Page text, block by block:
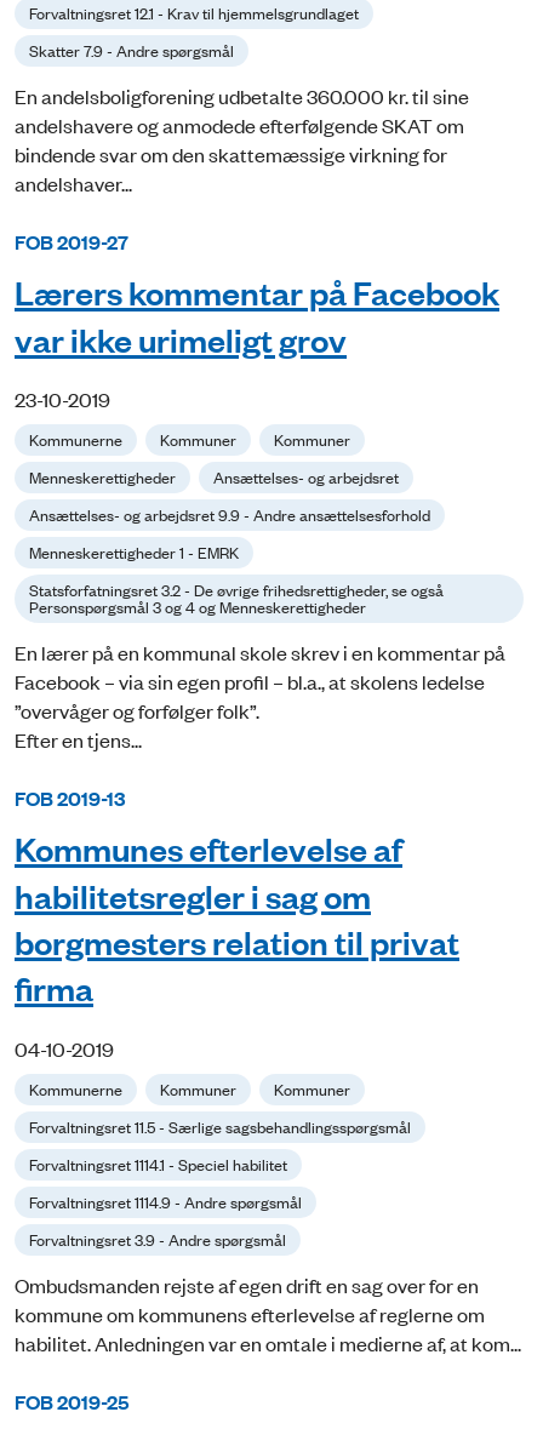
Forvaltningsret 12.1 - Krav til hjemmelsgrundlaget
Skatter 7.9 - Andre spørgsmål
En andelsboligforening udbetalte 360.000 kr. til sine
andelshavere og anmodede efterfølgende SKAT om
bindende svar om den skattemæssige virkning for
andelshaver...
FOB 2019-27
Lærers kommentar på Facebook
var ikke urimeligt grov
23-10-2019
Kommunerne Kommuner
Kommuner
Menneskerettigheder
Ansættelses- og arbejdsret
Ansættelses- og arbejdsret 9.9 - Andre ansættelsesforhold
Menneskerettigheder 1 - EMRK
Statsforfatningsret 3.2 - De øvrige frihedsrettigheder, se også
Personspørgsmål 3 og 4 og Menneskerettigheder
En lærer på en kommunal skole skrev i en kommentar på
Facebook – via sin egen profil – bl.a., at skolens ledelse
”overvåger og forfølger folk”.
Efter en tjens...
FOB 2019-13
Kommunes efterlevelse af
habilitetsregler i sag om
borgmesters relation til privat
firma
04-10-2019
Kommunerne Kommuner
Kommuner
Forvaltningsret 11.5 - Særlige sagsbehandlingsspørgsmål
Forvaltningsret 1114.1 - Speciel habilitet
Forvaltningsret 1114.9 - Andre spørgsmål
Forvaltningsret 3.9 - Andre spørgsmål
Ombudsmanden rejste af egen drift en sag over for en
kommune om kommunens efterlevelse af reglerne om
habilitet. Anledningen var en omtale i medierne af, at kom...
FOB 2019-25